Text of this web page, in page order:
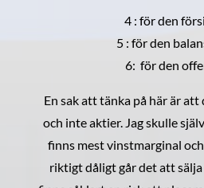
4 : för den
5 : för den
6: för den
En sak att tänka på här är
och inte aktier. Jag skulle
finns mest vinstmarginal
riktigt dåligt går det att